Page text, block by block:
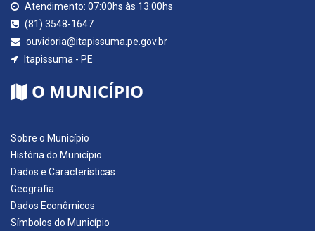
Atendimento: 07:00hs às 13:00hs
(81) 3548-1647
ouvidoria@itapissuma.pe.gov.br
Itapissuma - PE
O MUNICÍPIO
Sobre o Município
História do Município
Dados e Características
Geografia
Dados Econômicos
Símbolos do Município